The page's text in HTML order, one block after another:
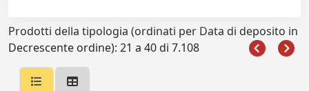
Prodotti della tipologia (ordinati per Data di deposito in
Decrescente ordine): 21 a 40 di 7.108